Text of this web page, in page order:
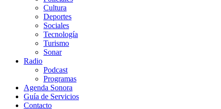
Cultura
Deportes
Sociales
Tecnología
Turismo
Sonar
Radio
Podcast
Programas
Agenda Sonora
Guía de Servicios
Contacto